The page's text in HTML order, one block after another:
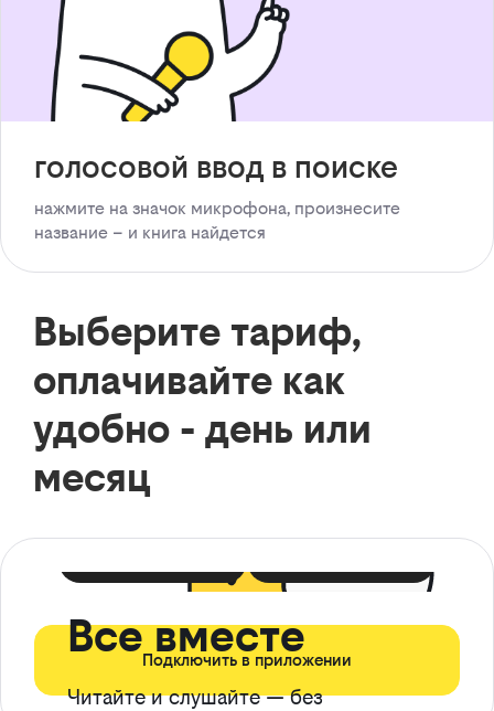
голосовой ввод в поиске
нажмите на значок микрофона, произнесите
название – и книга найдется
Выберите тариф,
оплачивайте как
удобно - день или
месяц
Все вместе
Читайте и слушайте — без
Подключить в приложении